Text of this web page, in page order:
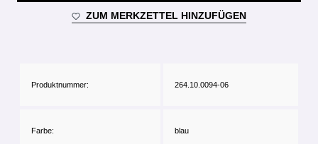
ZUM MERKZETTEL HINZUFÜGEN
Produktnummer: 264.10.0094-06
Farbe: blau